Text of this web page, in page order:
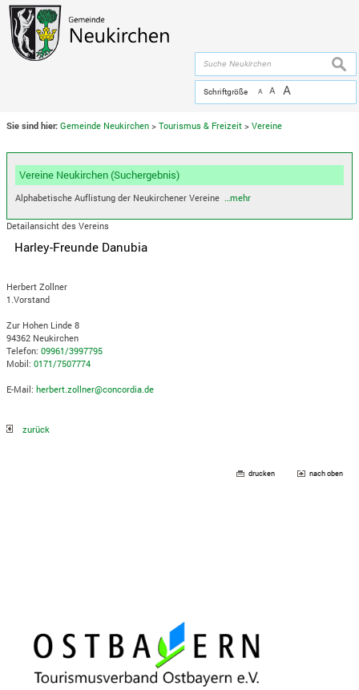
Zum Inhalt,zur Navigation
Schriftgröße A A A
Sie sind hier: Gemeinde Neukirchen >Tourismus & Freizeit >Vereine
Vereine Neukirchen (Suchergebnis)
Alphabetische Auflistung der Neukirchener Vereine …mehr
Detailansicht des Vereins
Harley-Freunde Danubia
Herbert Zollner
1.Vorstand
Zur Hohen Linde 8
94362 Neukirchen
Telefon:09961/3997795
Mobil:0171/7507774
E-Mail:herbert.zollner@concordia.de
zurück
drucken nach oben